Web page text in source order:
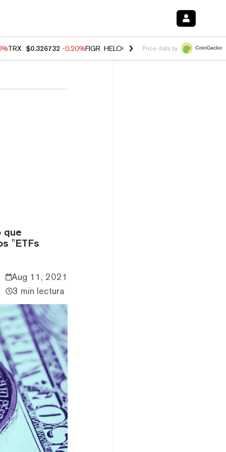
TRX $0.326732 -0.20%FIGR_HELOC $1.017 0.00%HYPE $56.16
Price data by
que
"ETFs
Aug 11, 2021
3 min lectura